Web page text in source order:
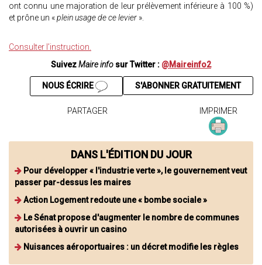
ont connu une majoration de leur prélèvement inférieure à 100 %)
et prône un «plein usage de ce levier ».
Consulter l’instruction.
SuivezMaire info sur Twitter : @Maireinfo2
S'ABONNER GRATUITEMENT
NOUS ÉCRIRE
PARTAGER IMPRIMER
DANS L'ÉDITION DU JOUR
Pour développer « l'industrie verte », le gouvernement veut
passer par-dessus les maires
Action Logement redoute une « bombe sociale »
Le Sénat propose d'augmenter le nombre de communes
autorisées à ouvrir un casino
Nuisances aéroportuaires : un décret modifie les règles